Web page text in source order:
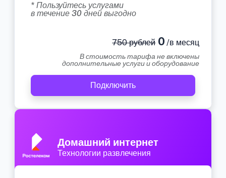
* Пользуйтесь услугами
в течение 30 дней выгодно
750 рублей0 /в месяц
В стоимость тарифа не включены
дополнительные услуги и оборудование
Подключить
Домашний интернет
Технологии развлечения